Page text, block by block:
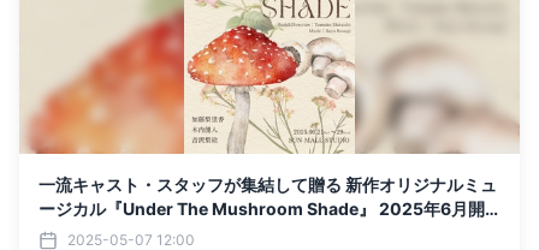
一流キャスト・スタッフが集結して贈る 新作オリジナルミュ
ージカル『Under The Mushroom Shade』 2025年6月開
幕！2025-05-07 12:00